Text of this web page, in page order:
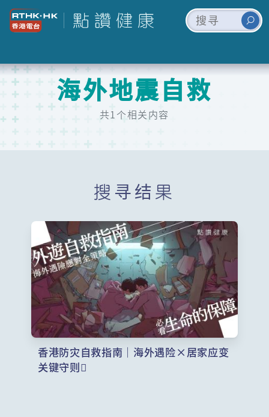
海外地震自救
共1个相关内容
搜寻结果
香港防灾自救指南｜海外遇险×居家应变
关键守则